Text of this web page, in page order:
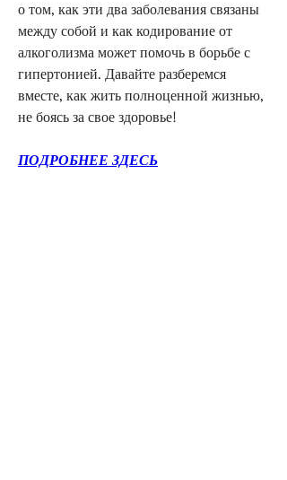
о том, как эти два заболевания связаны
между собой и как кодирование от
алкоголизма может помочь в борьбе с
гипертонией. Давайте разберемся
вместе, как жить полноценной жизнью,
не боясь за свое здоровье!
ПОДРОБНЕЕ ЗДЕСЬ